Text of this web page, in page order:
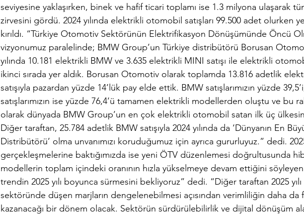
seviyesine yaklaşırken, binek ve hafif ticari toplamı ise 1.3 milyona ulaşarak
zirvesini gördü. 2024 yılında elektrikli otomobil satışları 99.500 adet olurken
kırıldı. “Türkiye Otomotiv Sektörünün Elektrifikasyon Dönüşümünde Öncü
vizyonumuz paralelinde; BMW Group’un Türkiye distribütörü Borusan
yılında 10.181 elektrikli BMW ve 3.635 elektrikli MINI satışı ile elektrikli
ikinci sırada yer aldık. Borusan Otomotiv olarak toplamda 13.816 adetlik
satışıyla pazardan yüzde 14’lük pay elde ettik. BMW satışlarımızın yüzde
satışlarımızın ise yüzde 76,4’ü tamamen elektrikli modellerden oluştu ve bu
olarak dünyada BMW Group’un en çok elektrikli otomobil satan ilk üç
Diğer taraftan, 25.784 adetlik BMW satışıyla 2024 yılında da ‘Dünyanın En
Distribütörü’ olma unvanımızı koruduğumuz için ayrıca gururluyuz.” dedi. 2025
gerçekleşmelerine baktığımızda ise yeni ÖTV düzenlemesi doğrultusunda
modellerin toplam içindeki oranının hızla yükselmeye devam ettiğini söyleyen
trendin 2025 yılı boyunca sürmesini bekliyoruz” dedi. “Diğer taraftan 2025
sektöründe düşen marjların dengelenebilmesi açısından verimliliğin daha da
kazanacağı bir dönem olacak. Sektörün sürdürülebilirlik ve dijital dönüşüm